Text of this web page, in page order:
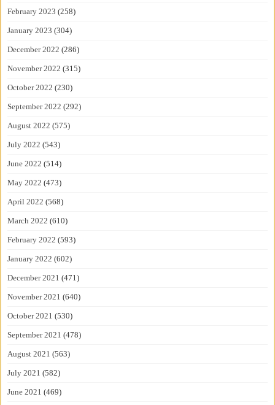
February 2023 (258)
January 2023 (304)
December 2022 (286)
November 2022 (315)
October 2022 (230)
September 2022 (292)
August 2022 (575)
July 2022 (543)
June 2022 (514)
May 2022 (473)
April 2022 (568)
March 2022 (610)
February 2022 (593)
January 2022 (602)
December 2021 (471)
November 2021 (640)
October 2021 (530)
September 2021 (478)
August 2021 (563)
July 2021 (582)
June 2021 (469)